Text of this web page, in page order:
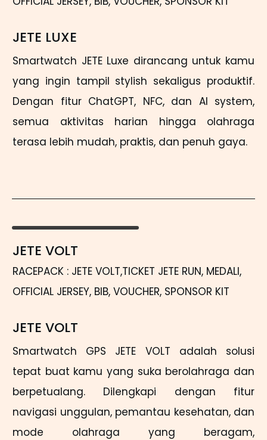
JETE LUXE
Smartwatch JETE Luxe dirancang untuk kamu
yang ingin tampil stylish sekaligus produktif.
Dengan fitur ChatGPT, NFC, dan AI system,
semua aktivitas harian hingga olahraga
terasa lebih mudah, praktis, dan penuh gaya.
JETE VOLT
RACEPACK : JETE VOLT,TICKET JETE RUN, MEDALI,
OFFICIAL JERSEY, BIB, VOUCHER, SPONSOR KIT
JETE VOLT
Smartwatch GPS JETE VOLT adalah solusi
tepat buat kamu yang suka berolahraga dan
berpetualang. Dilengkapi dengan fitur
navigasi unggulan, pemantau kesehatan, dan
mode olahraga yang beragam,